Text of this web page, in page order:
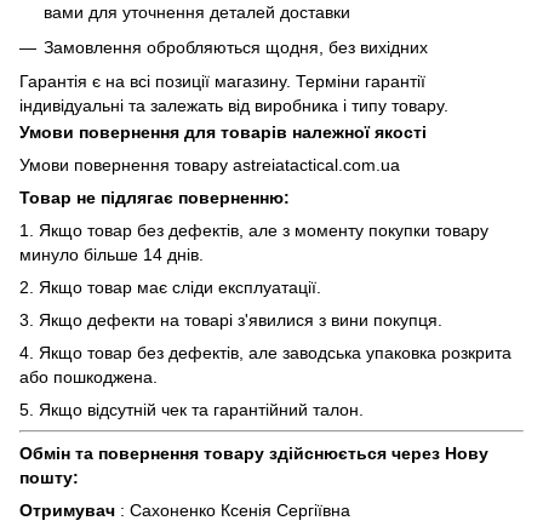
вами для уточнення деталей доставки
Замовлення обробляються щодня, без вихідних
Гарантія є на всі позиції магазину. Терміни гарантії
індивідуальні та залежать від виробника і типу товару.
Умови повернення для товарів належної якості
Умови повернення товару astreiatactical.com.ua
Товар не підлягає поверненню:
1. Якщо товар без дефектів, але з моменту покупки товару
минуло більше 14 днів.
2. Якщо товар має сліди експлуатації.
3. Якщо дефекти на товарі з'явилися з вини покупця.
4. Якщо товар без дефектів, але заводська упаковка розкрита
або пошкоджена.
5. Якщо відсутній чек та гарантійний талон.
Обмін та повернення товару здійснюється через Нову
пошту:
Отримувач : Сахоненко Ксенія Сергіївна